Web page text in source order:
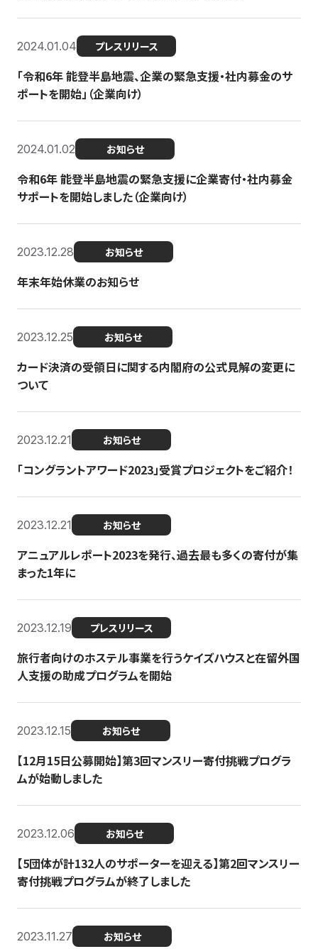
2024.01.04 プレスリリース
「令和6年 能登半島地震、企業の緊急支援・社内募金のサ
ポートを開始」（企業向け）
2024.01.02 お知らせ
令和6年 能登半島地震の緊急支援に企業寄付・社内募金
サポートを開始しました（企業向け）
2023.12.28 お知らせ
年末年始休業のお知らせ
2023.12.25 お知らせ
カード決済の受領日に関する内閣府の公式見解の変更に
ついて
2023.12.21 お知らせ
「コングラントアワード2023」受賞プロジェクトをご紹介！
2023.12.21 お知らせ
アニュアルレポート2023を発行、過去最も多くの寄付が集
まった1年に
2023.12.19 プレスリリース
旅行者向けのホステル事業を行うケイズハウスと在留外国
人支援の助成プログラムを開始
2023.12.15 お知らせ
【12月15日公募開始】第3回マンスリー寄付挑戦プログラ
ムが始動しました
2023.12.06 お知らせ
【5団体が計132人のサポーターを迎える】第2回マンスリー
寄付挑戦プログラムが終了しました
2023.11.27 お知らせ